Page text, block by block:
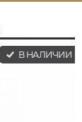
В НАЛИЧИИ